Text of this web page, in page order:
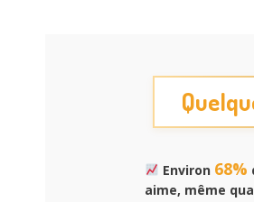
Environ 68%
aime, même